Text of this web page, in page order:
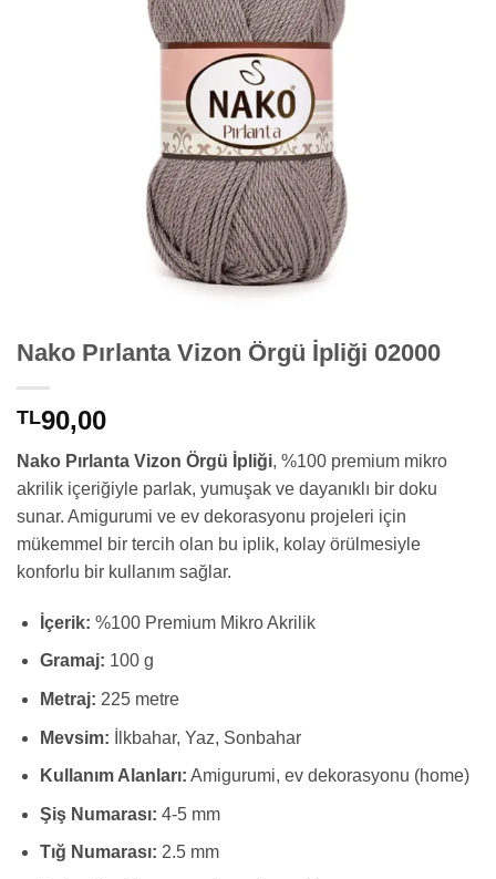
Nako Pırlanta Vizon Örgü İpliği 02000
TL90,00
Nako Pırlanta Vizon Örgü İpliği, %100 premium mikro
akrilik içeriğiyle parlak, yumuşak ve dayanıklı bir doku
sunar. Amigurumi ve ev dekorasyonu projeleri için
mükemmel bir tercih olan bu iplik, kolay örülmesiyle
konforlu bir kullanım sağlar.
İçerik: %100 Premium Mikro Akrilik
Gramaj: 100 g
Metraj: 225 metre
Mevsim: İlkbahar, Yaz, Sonbahar
Kullanım Alanları: Amigurumi, ev dekorasyonu (home)
Şiş Numarası: 4-5 mm
Tığ Numarası: 2.5 mm